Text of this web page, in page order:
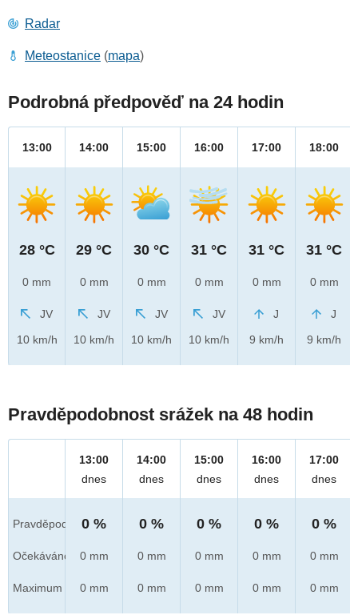
Radar
Meteostanice (mapa)
Podrobná předpověď na 24 hodin
13:00
28 °C
0 mm
JV
10 km/h
14:00
29 °C
0 mm
JV
10 km/h
15:00
30 °C
0 mm
JV
10 km/h
16:00
31 °C
0 mm
JV
10 km/h
17:00
31 °C
0 mm
J
9 km/h
18:00
31 °C
0 mm
J
9 km/h
Pravděpodobnost srážek na 48 hodin
Pravděpod.
Očekáváno
Maximum
13:00
dnes
0 %
0 mm
0 mm
14:00
dnes
0 %
0 mm
0 mm
15:00
dnes
0 %
0 mm
0 mm
16:00
dnes
0 %
0 mm
0 mm
17:00
dnes
0 %
0 mm
0 mm